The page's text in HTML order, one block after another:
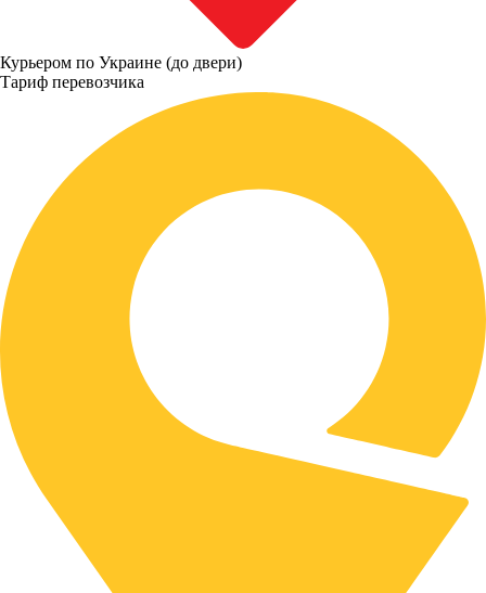
Курьером по Украине (до двери)
Тариф перевозчика